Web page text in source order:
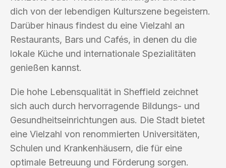
dich von der lebendigen Kulturszene begeistern.
Darüber hinaus findest du eine Vielzahl an
Restaurants, Bars und Cafés, in denen du die
lokale Küche und internationale Spezialitäten
genießen kannst.
Die hohe Lebensqualität in Sheffield zeichnet
sich auch durch hervorragende Bildungs- und
Gesundheitseinrichtungen aus. Die Stadt bietet
eine Vielzahl von renommierten Universitäten,
Schulen und Krankenhäusern, die für eine
optimale Betreuung und Förderung sorgen.